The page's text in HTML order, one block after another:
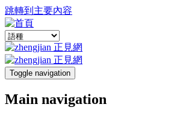
跳轉到主要內容
Toggle navigation
Main navigation